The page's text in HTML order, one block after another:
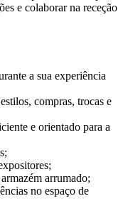
e colaborar na receção
a sua experiência
compras, trocas e
e orientado para a
arrumado;
no espaço de